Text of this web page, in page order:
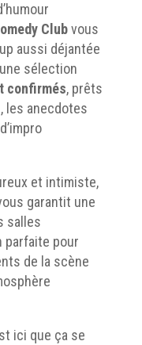
Clubvous
aussi déjantée
sélection
confirmés, prêts
les anecdotes
et intimiste,
garantit une
salles
parfaite pour
de la scène
ici que ça se